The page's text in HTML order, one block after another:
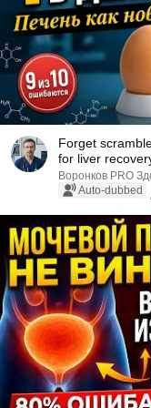
Forget
for liver
Воронков PRO
Auto-dubbed